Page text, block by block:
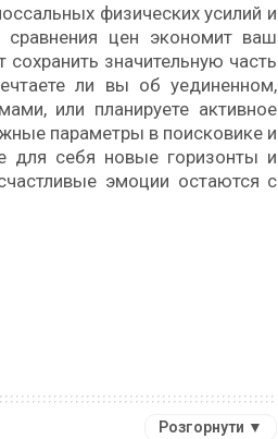
физических усилий и
сравнения цен экономит ваш
значительную часть
ли вы об уединенном,
или планируете активное
параметры в поисковике и
для себя новые горизонты и
эмоции остаются с
Розгорнути ▼